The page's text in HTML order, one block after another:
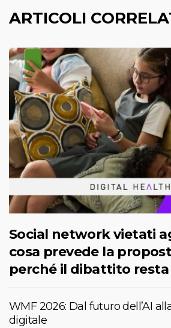
ARTICOLI
Social network vietati
cosa prevede la
perché il dibattito
WMF 2026: Dal futuro dell’AI
digitale